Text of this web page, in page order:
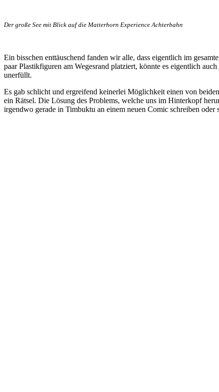
Der große See mit Blick auf die Matterhorn Experience Achterbahn
Ein bisschen enttäuschend fanden wir alle, dass eigentlich im
paar Plastikfiguren am Wegesrand platziert, könnte es eigentlich
unerfüllt.
Es gab schlicht und ergreifend keinerlei Möglichkeit einen von
ein Rätsel. Die Lösung des Problems, welche uns im Hinterkopf
irgendwo gerade in Timbuktu an einem neuen Comic schreiben oder